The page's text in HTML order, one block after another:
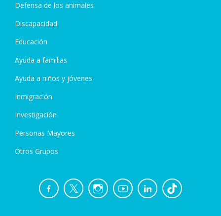
Defensa de los animales
Discapacidad
Educación
Ayuda a familias
Ayuda a niños y jóvenes
Inmigración
Investigación
Personas Mayores
Otros Grupos